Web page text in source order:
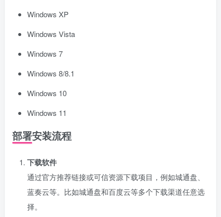
Windows XP
Windows Vista
Windows 7
Windows 8/8.1
Windows 10
Windows 11
部署安装流程
下载软件
通过官方推荐链接或可信资源下载项目，例如城通盘、
蓝奏云等。比如城通盘和百度云等多个下载渠道任意选
择。